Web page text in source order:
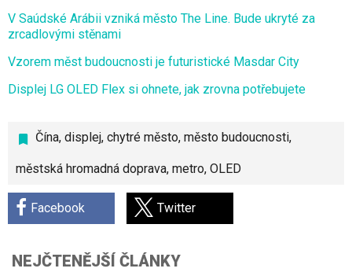
Čína, displej, chytré město, město budoucnosti,
městská hromadná doprava, metro, OLED
Facebook Twitter
V Saúdské Arábii vzniká město The Line. Bude ukryté za
zrcadlovými stěnami
Vzorem měst budoucnosti je futuristické Masdar City
Displej LG OLED Flex si ohnete, jak zrovna potřebujete
NEJČTENĚJŠÍ ČLÁNKY